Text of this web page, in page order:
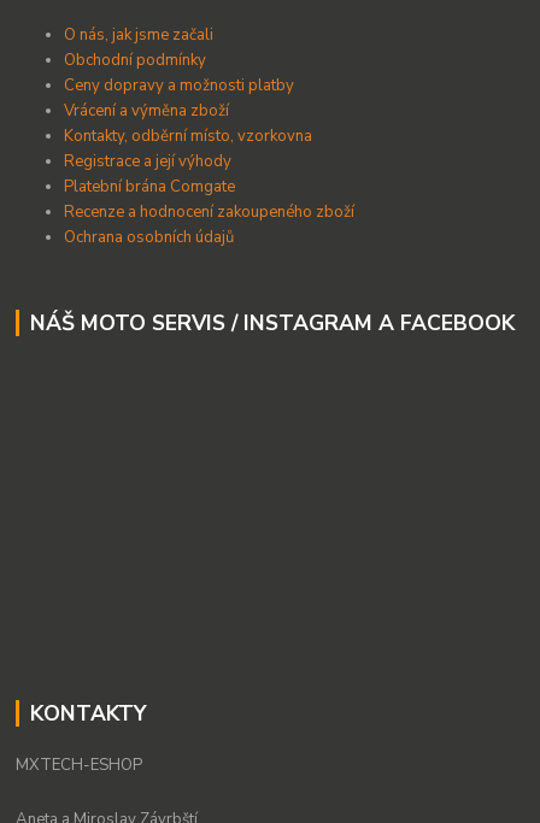
O nás, jak jsme začali
Obchodní podmínky
Ceny dopravy a možnosti platby
Vrácení a výměna zboží
Kontakty, odběrní místo, vzorkovna
Registrace a její výhody
Platební brána Comgate
Recenze a hodnocení zakoupeného zboží
Ochrana osobních údajů
NÁŠ MOTO SERVIS / INSTAGRAM A FACEBOOK
KONTAKTY
MXTECH-ESHOP